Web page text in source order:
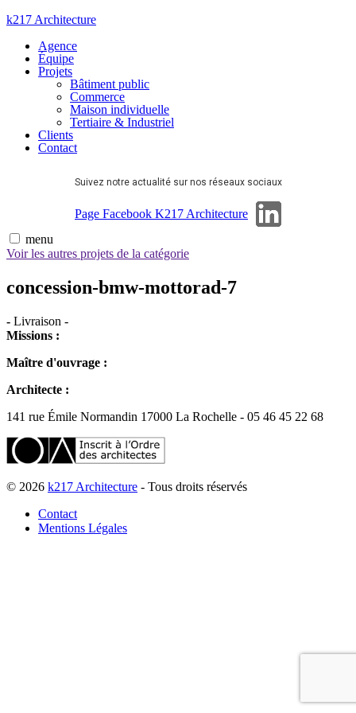
Aller
contenu
k217 Architecture
Agence
Équipe
Projets
Bâtiment public
Commerce
Maison individuelle
Tertiaire & Industriel
Clients
Contact
Suivez notre actualité sur nos réseaux sociaux
Page Facebook K217 Architecture
menu
Voir les autres projets de la catégorie
concession-bmw-mottorad-7
- Livraison -
Missions :
Maître d'ouvrage :
Architecte :
141 rue Émile Normandin 17000 La Rochelle - 05 46 45 22 68
© 2026 k217 Architecture - Tous droits réservés
Contact
Mentions Légales